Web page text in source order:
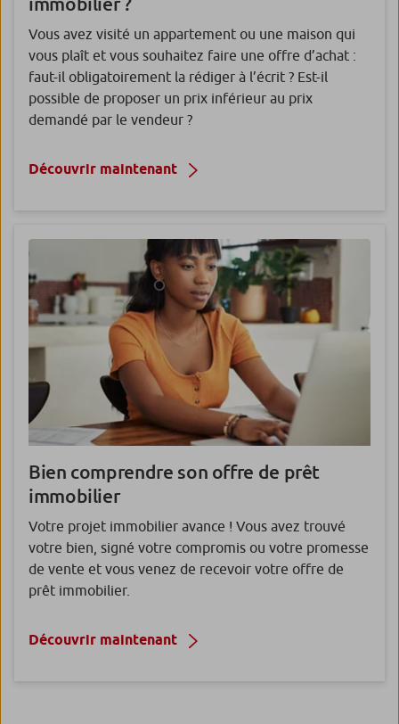
Vous avez visité un appartement ou une maison qui
vous plaît et vous souhaitez faire une offre d’achat :
faut-il obligatoirement la rédiger à l’écrit ? Est-il
possible de proposer un prix inférieur au prix
demandé par le vendeur ?
Découvrir maintenant
Bien comprendre son offre de prêt
immobilier
Votre projet immobilier avance ! Vous avez trouvé
votre bien, signé votre compromis ou votre promesse
de vente et vous venez de recevoir votre offre de
prêt immobilier.
Découvrir maintenant